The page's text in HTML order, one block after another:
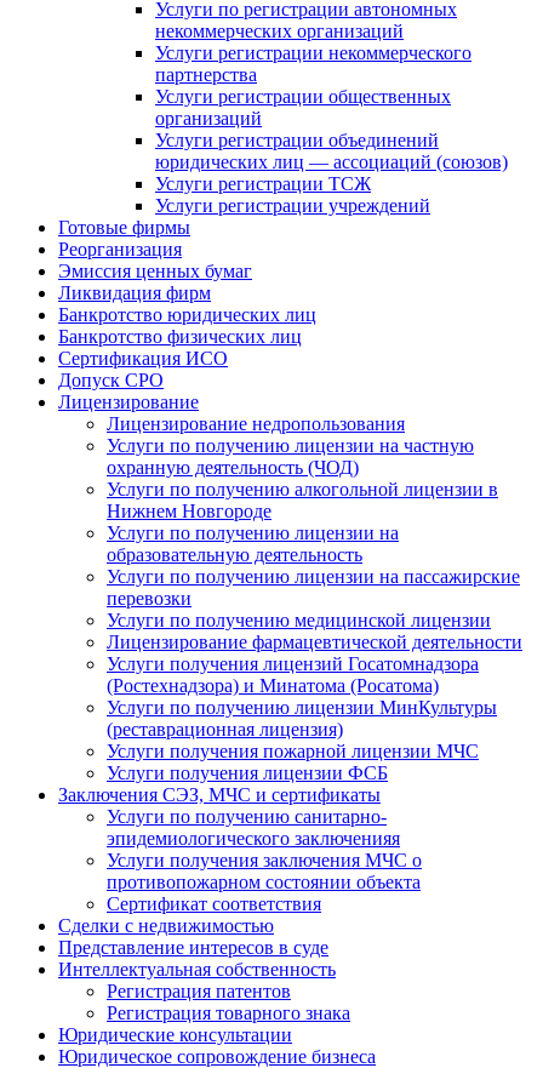
Услуги по регистрации автономных
некоммерческих организаций
Услуги регистрации некоммерческого
партнерства
Услуги регистрации общественных
организаций
Услуги регистрации объединений
юридических лиц — ассоциаций (союзов)
Услуги регистрации ТСЖ
Услуги регистрации учреждений
Готовые фирмы
Реорганизация
Эмиссия ценных бумаг
Ликвидация фирм
Банкротство юридических лиц
Банкротство физических лиц
Сертификация ИСО
Допуск СРО
Лицензирование
Лицензирование недропользования
Услуги по получению лицензии на частную
охранную деятельность (ЧОД)
Услуги по получению алкогольной лицензии в
Нижнем Новгороде
Услуги по получению лицензии на
образовательную деятельность
Услуги по получению лицензии на пассажирские
перевозки
Услуги по получению медицинской лицензии
Лицензирование фармацевтической деятельности
Услуги получения лицензий Госатомнадзора
(Ростехнадзора) и Минатома (Росатома)
Услуги по получению лицензии МинКультуры
(реставрационная лицензия)
Услуги получения пожарной лицензии МЧС
Услуги получения лицензии ФСБ
Заключения СЭЗ, МЧС и сертификаты
Услуги по получению санитарно-
эпидемиологического заключенияя
Услуги получения заключения МЧС о
противопожарном состоянии объекта
Сертификат соответствия
Сделки с недвижимостью
Представление интересов в суде
Интеллектуальная собственность
Регистрация патентов
Регистрация товарного знака
Юридические консультации
Юридическое сопровождение бизнеса